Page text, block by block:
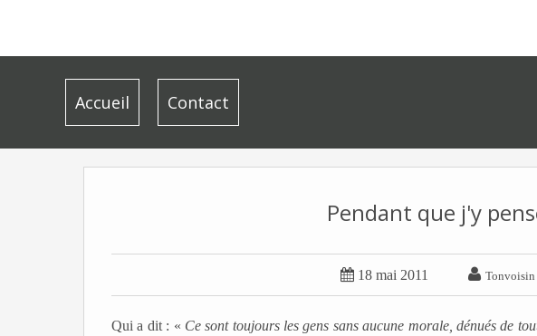
Accueil Contact
Pendant que j'y
 18 mai 2011  Tonvoisin
Qui a dit : « Ce sont toujours les gens sans aucune morale, dénués de